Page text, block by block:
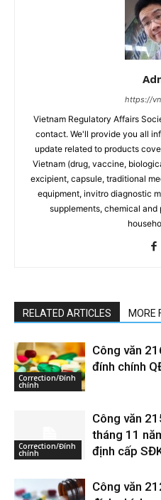
https://
Vietnam Regulatory Affairs
contact. We'll provide you all
update related to products
Vietnam (drug, vaccine,
excipient, capsule, traditional
equipment, invitro diagnostic
supplements, chemical
RELATED ARTICLES MORE
Correction/Đính
chính
Công văn
đính chính
Correction/Đính
chính
Công văn
tháng 11
định cấp
Công văn